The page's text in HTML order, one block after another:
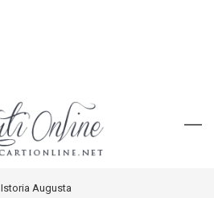
Istoria Augusta